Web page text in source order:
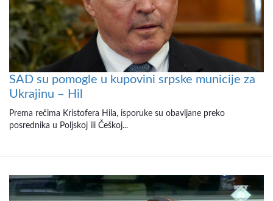
SAD su pomogle u kupovini srpske municije za
Ukrajinu – Hil
Prema rečima Kristofera Hila, isporuke su obavljane preko
posrednika u Poljskoj ili Češkoj...